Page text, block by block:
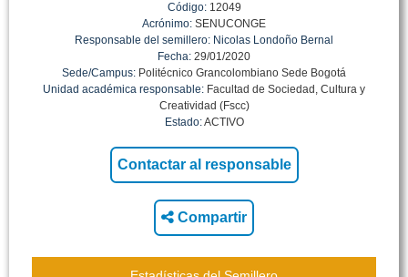
Código:12049
Acrónimo: SENUCONGE
Responsable del semillero: Nicolas Londoño Bernal
Fecha: 29/01/2020
Sede/Campus: Politécnico Grancolombiano Sede Bogotá
Unidad académica responsable: Facultad de Sociedad, Cultura y
Creatividad (Fscc)
Estado:ACTIVO
Compartir